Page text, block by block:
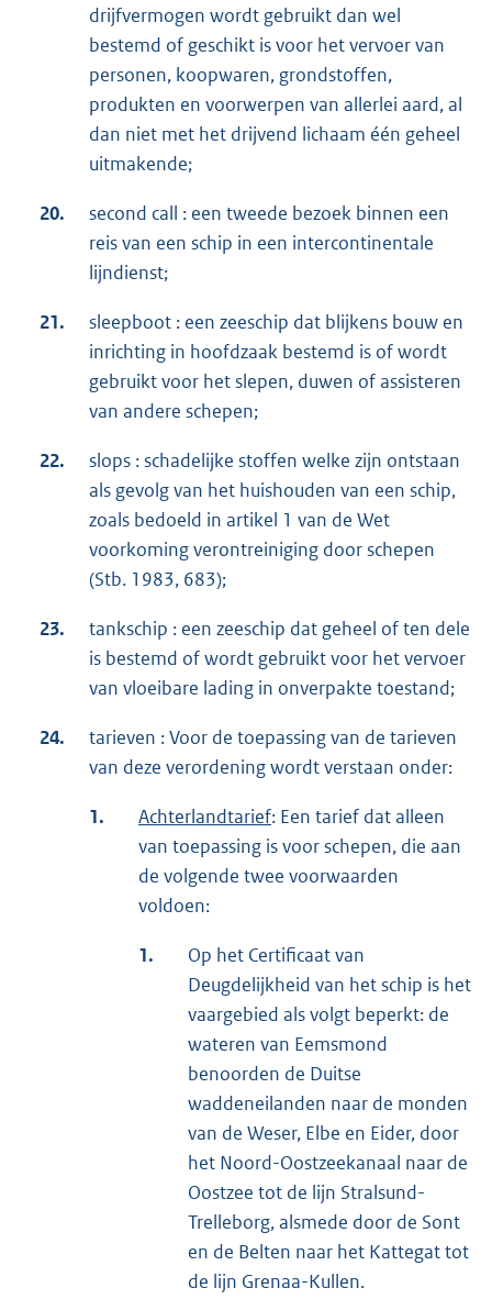
drijfvermogen wordt gebruikt dan wel
bestemd of geschikt is voor het vervoer van
personen, koopwaren, grondstoffen,
produkten en voorwerpen van allerlei aard, al
dan niet met het drijvend lichaam één geheel
uitmakende;
20.
second call : een tweede bezoek binnen een
reis van een schip in een intercontinentale
lijndienst;
21.
sleepboot : een zeeschip dat blijkens bouw en
inrichting in hoofdzaak bestemd is of wordt
gebruikt voor het slepen, duwen of assisteren
van andere schepen;
22.
slops : schadelijke stoffen welke zijn ontstaan
als gevolg van het huishouden van een schip,
zoals bedoeld in artikel 1 van de Wet
voorkoming verontreiniging door schepen
(Stb. 1983, 683);
23.
tankschip : een zeeschip dat geheel of ten dele
is bestemd of wordt gebruikt voor het vervoer
van vloeibare lading in onverpakte toestand;
24.
tarieven : Voor de toepassing van de tarieven
van deze verordening wordt verstaan onder:
1. Achterlandtarief: Een tarief dat alleen
van toepassing is voor schepen, die aan
de volgende twee voorwaarden
voldoen:
1.
Op het Certificaat van
Deugdelijkheid van het schip is het
vaargebied als volgt beperkt: de
wateren van Eemsmond
benoorden de Duitse
waddeneilanden naar de monden
van de Weser, Elbe en Eider, door
het Noord-Oostzeekanaal naar de
Oostzee tot de lijn Stralsund-
Trelleborg, alsmede door de Sont
en de Belten naar het Kattegat tot
de lijn Grenaa-Kullen.